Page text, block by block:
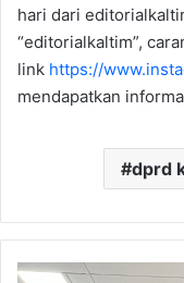
hari dari
“editorialkaltim”,
link https://
mendapatkan
dprd
Sharing